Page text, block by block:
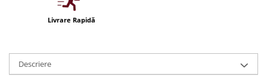
Iluminat decorativ de Craciun
Livrare Rapidă
Descriere